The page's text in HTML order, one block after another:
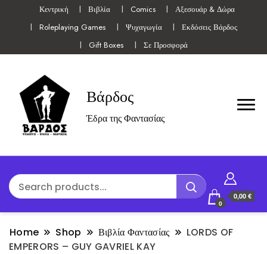
Κεντρική Βιβλία Comics
Αξεσουάρ & Δώρα
Roleplaying Games
Ψυχαγωγία
Εκδόσεις Βάρδος
Gift Boxes
Σε Προσφορά
Βάρδος
Έδρα της Φαντασίας
0
0,00 €
Home Shop Βιβλία Φαντασίας
LORDS OF
EMPERORS – GUY GAVRIEL KAY